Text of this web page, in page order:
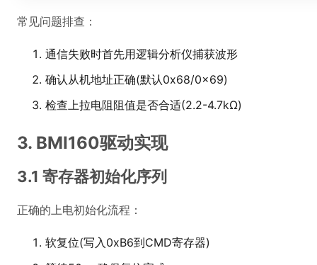
常见问题排查：
通信失败时首先用逻辑分析仪捕获波形
确认从机地址正确(默认0x68/0x69)
检查上拉电阻阻值是否合适(2.2-4.7kΩ)
3. BMI160驱动实现
3.1 寄存器初始化序列
正确的上电初始化流程：
软复位(写入0xB6到CMD寄存器)